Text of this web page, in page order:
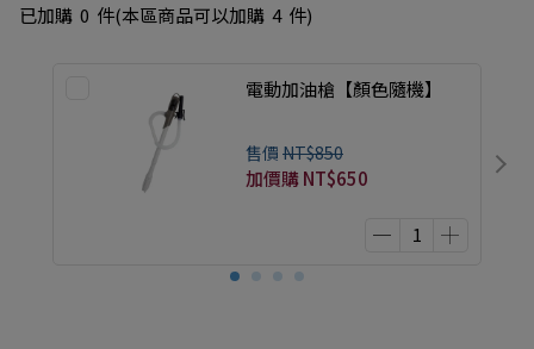
已加購 0 件(本區商品可以加購 4件)
電動加油槍【顏色隨機】
售價 NT$850
加價購NT$650